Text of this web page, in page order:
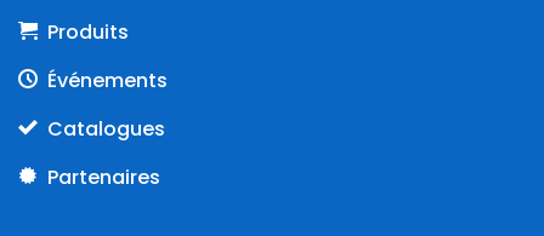
Produits
Événements
Catalogues
Partenaires